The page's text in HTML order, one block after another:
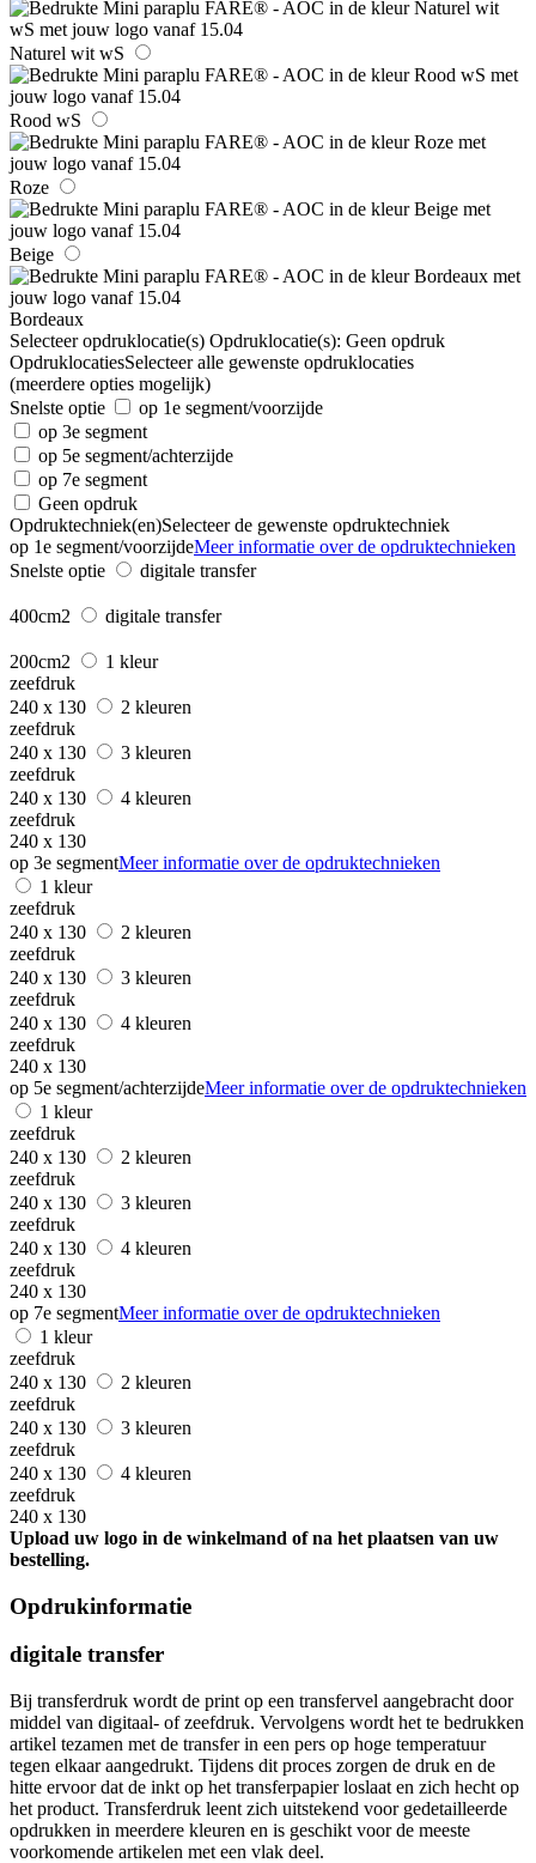
Naturel wit wS
Rood wS
Roze
Beige
Bordeaux
Selecteer opdruklocatie(s) Opdruklocatie(s): Geen opdruk
OpdruklocatiesSelecteer alle gewenste opdruklocaties
(meerdere opties mogelijk)
Snelste optie
op 1e segment/voorzijde
op 3e segment
op 5e segment/achterzijde
op 7e segment
Geen opdruk
Opdruktechniek(en)Selecteer de gewenste opdruktechniek
op 1e segment/voorzijdeMeer informatie over de opdruktechnieken
Snelste optie
digitale transfer
400cm2 digitale transfer
200cm2
1 kleur
zeefdruk
240 x 130
2 kleuren
zeefdruk
240 x 130
3 kleuren
zeefdruk
240 x 130
4 kleuren
zeefdruk
240 x 130
op 3e segmentMeer informatie over de opdruktechnieken
1 kleur
zeefdruk
240 x 130
2 kleuren
zeefdruk
240 x 130
3 kleuren
zeefdruk
240 x 130
4 kleuren
zeefdruk
240 x 130
op 5e segment/achterzijdeMeer informatie over de opdruktechnieken
1 kleur
zeefdruk
240 x 130
2 kleuren
zeefdruk
240 x 130
3 kleuren
zeefdruk
240 x 130
4 kleuren
zeefdruk
240 x 130
op 7e segmentMeer informatie over de opdruktechnieken
1 kleur
zeefdruk
240 x 130
2 kleuren
zeefdruk
240 x 130
3 kleuren
zeefdruk
240 x 130
4 kleuren
zeefdruk
240 x 130
Upload uw logo in de winkelmand of na het plaatsen van uw
bestelling.
Opdrukinformatie
digitale transfer
Bij transferdruk wordt de print op een transfervel aangebracht door
middel van digitaal- of zeefdruk. Vervolgens wordt het te bedrukken
artikel tezamen met de transfer in een pers op hoge temperatuur
tegen elkaar aangedrukt. Tijdens dit proces zorgen de druk en de
hitte ervoor dat de inkt op het transferpapier loslaat en zich hecht op
het product. Transferdruk leent zich uitstekend voor gedetailleerde
opdrukken in meerdere kleuren en is geschikt voor de meeste
voorkomende artikelen met een vlak deel.